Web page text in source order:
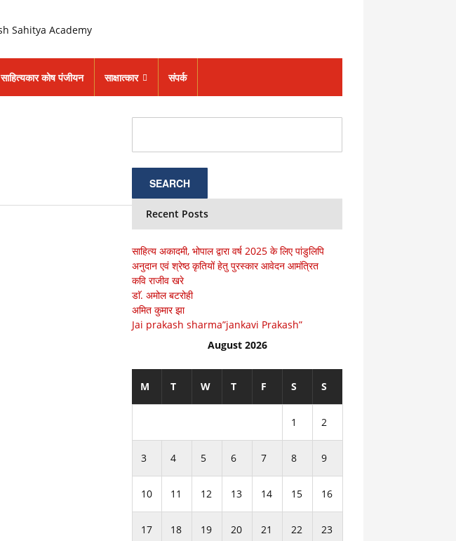
साहित्यकार कोष पंजीयन साक्षात्कार संपर्क
Recent Posts
साहित्य अकादमी, भोपाल द्वारा वर्ष 2025 के लिए पांडुलिपि
अनुदान एवं श्रेष्ठ कृतियों हेतु पुरस्कार आवेदन आमंत्रित
कवि राजीव खरे
डाॅ. अमोल बटरोही
अमित कुमार झा
Jai prakash sharma”jankavi Prakash”
August 2026
M T W T F S S
1 2
3 4 5 6 7 8 9
10 11 12 13 14 15 16
17 18 19 20 21 22 23